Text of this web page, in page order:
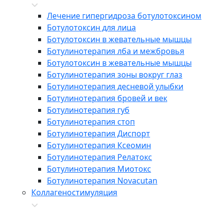
Лечение гипергидроза ботулотоксином
Ботулотоксин для лица
Ботулотоксин в жевательные мышцы
Ботулинотерапия лба и межбровья
Ботулотоксин в жевательные мышцы
Ботулинотерапия зоны вокруг глаз
Ботулинотерапия десневой улыбки
Ботулинотерапия бровей и век
Ботулинотерапия губ
Ботулинотерапия стоп
Ботулинотерапия Диспорт
Ботулинотерапия Ксеомин
Ботулинотерапия Релатокс
Ботулинотерапия Миотокс
Ботулинотерапия Novacutan
Коллагеностимуляция